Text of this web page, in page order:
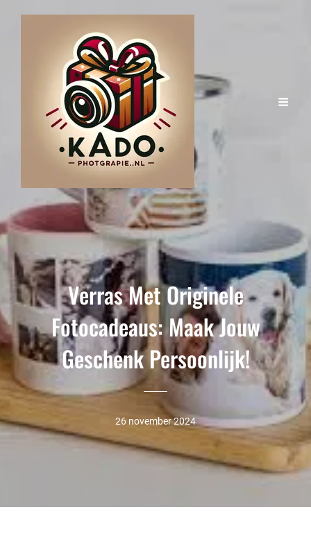
Verras Met Originele
Fotocadeaus: Maak Jouw
Geschenk Persoonlijk!
26 november 2024